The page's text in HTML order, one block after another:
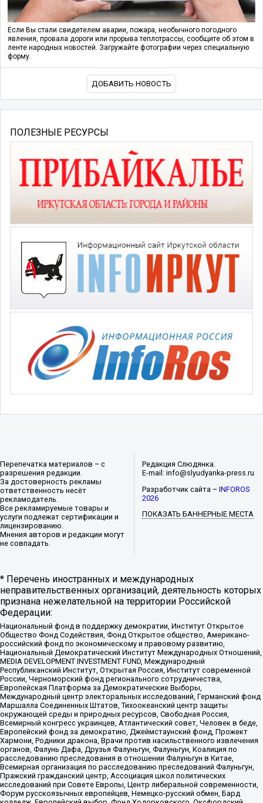
Если Вы стали свидетелем аварии, пожара, необычного погодного
явления, провала дороги или прорыва теплотрассы, сообщите об этом в
ленте народных новостей. Загружайте фотографии через специальную
форму.
ДОБАВИТЬ НОВОСТЬ
ПОЛЕЗНЫЕ РЕСУРСЫ
Перепечатка материалов – с
разрешения редакции.
За достоверность рекламы
ответственность несёт
рекламодатель.
Все рекламируемые товары и
услуги подлежат сертификации и
лицензированию.
Мнения авторов и редакции могут
не совпадать.
Редакция Слюдянка.
E-mail: info@slyudyanka-press.ru
Разработчик сайта –INFOROS
2026
ПОКАЗАТЬ БАННЕРНЫЕ МЕСТА
* Перечень иностранных и международных
неправительственных организаций, деятельность которых
признана нежелательной на территории Российской
Федерации:
Национальный фонд в поддержку демократии, Институт Открытое
Общество Фонд Содействия, Фонд Открытое общество, Американо-
российский фонд по экономическому и правовому развитию,
Национальный Демократический Институт Международных Отношений,
MEDIA DEVELOPMENT INVESTMENT FUND, Международный
Республиканский Институт, Открытая Россия, Институт современной
России, Черноморский фонд регионального сотрудничества,
Европейская Платформа за Демократические Выборы,
Международный центр электоральных исследований, Германский фонд
Маршалла Соединенных Штатов, Тихоокеанский центр защиты
окружающей среды и природных ресурсов, Свободная Россия,
Всемирный конгресс украинцев, Атлантический совет, Человек в беде,
Европейский фонд за демократию, Джеймстаунский фонд, Прожект
Хармони, Родники дракона, Врачи против насильственного извлечения
органов, Фалунь Дафа, Друзья Фалуньгун, Фалуньгун, Коалиция по
расследованию преследования в отношении Фалуньгун в Китае,
Всемирная организация по расследованию преследований Фалуньгун,
Пражский гражданский центр, Ассоциация школ политических
исследований при Совете Европы, Центр либеральной современности,
Форум русскоязычных европейцев, Немецко-русский обмен, Бард